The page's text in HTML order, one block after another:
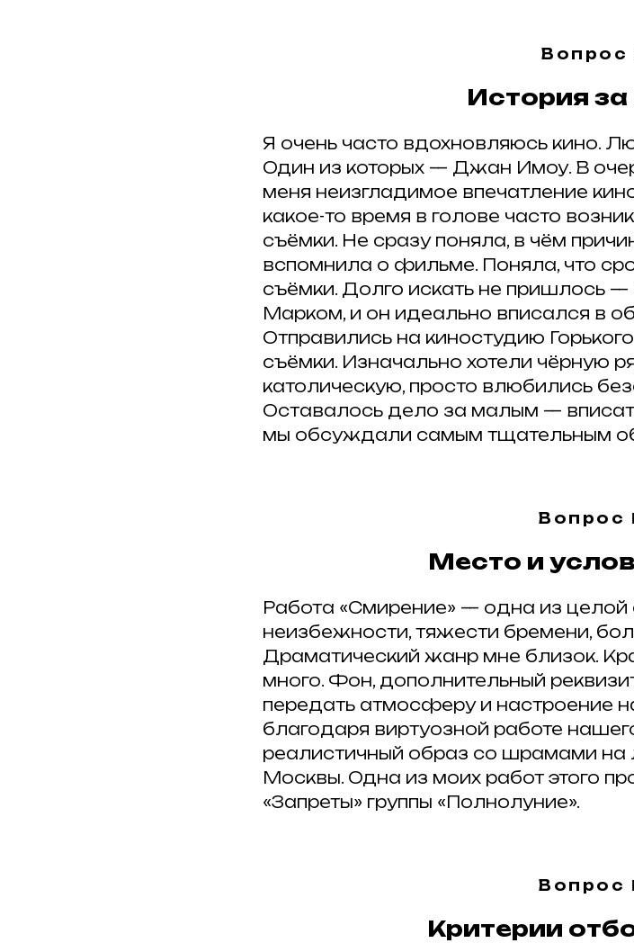
Вопрос
История
Я очень часто вдохновляюсь кино.
Один из которых — Джан Имоу. В
меня неизгладимое впечатление
какое-то время в голове часто
съёмки. Не сразу поняла, в чём
вспомнила о фильме. Поняла, что
съёмки. Долго искать не пришлось
Марком, и он идеально вписался в
Отправились на киностудию
съёмки. Изначально хотели чёрную
католическую, просто влюбились
Оставалось дело за малым —
мы обсуждали самым тщательным
Вопрос
Место и
Работа «Смирение» — одна из целой
неизбежности, тяжести бремени,
Драматический жанр мне близок.
много. Фон, дополнительный
передать атмосферу и настроение
благодаря виртуозной работе
реалистичный образ со шрамами
Москвы. Одна из моих работ этого
«Запреты» группы «Полнолуние».
Вопрос
Критерии
ВСЕ ЗАПИСИ
, делитесь с друзьями